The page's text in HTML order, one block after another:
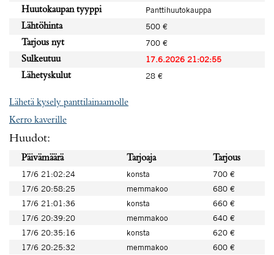
Huutokaupan tyyppi
Panttihuutokauppa
Lähtöhinta
500 €
Tarjous nyt
700 €
Sulkeutuu
17.6.2026 21:02:55
Lähetyskulut
28 €
Lähetä kysely panttilainaamolle
Kerro kaverille
Huudot:
Päivämäärä Tarjoaja
Tarjous
17/6 21:02:24
konsta
700 €
17/6 20:58:25
memmakoo
680 €
17/6 21:01:36
konsta
660 €
17/6 20:39:20
memmakoo
640 €
17/6 20:35:16
konsta
620 €
17/6 20:25:32
memmakoo
600 €